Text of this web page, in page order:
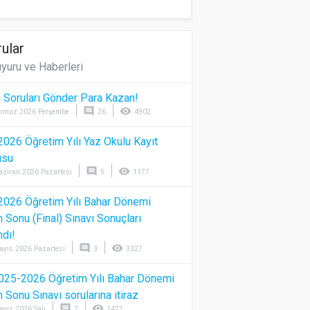
ve Haberleri
Soruları Gönder Para Kazan!
2026 Perşembe comment 26 visibility 4902
Öğretim Yılı Yaz Okulu Kayıt
2026 Pazartesi comment 5 visibility 1177
Öğretim Yılı Bahar Dönemi
Sonu (Final) Sınavı Sonuçları
2026 Pazartesi comment 3 visibility 3327
2026 Öğretim Yılı Bahar Dönemi
Sonu Sınavı sorularına itiraz